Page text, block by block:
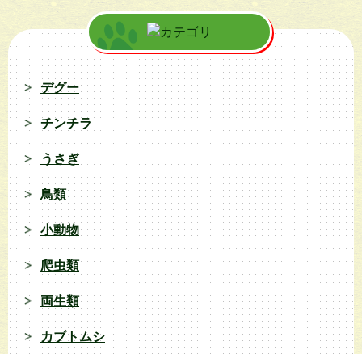
デグー
チンチラ
うさぎ
鳥類
小動物
爬虫類
両生類
カブトムシ